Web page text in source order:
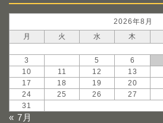
2026年8月
月
火 水 木
3
5 6
10
11 12 13
17
18 19 20
24
25 26 27
31
« 7月